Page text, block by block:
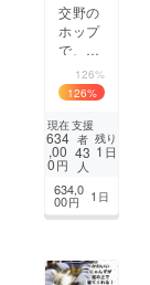
交野の
ホップ
で、交
野の
ビール
を。
【市民
とつく
る交野
ル】プ
ロジェ
126%
126%
現在
634
,00
0円
支援
者
43
人
残り
1 日
634,0
00円 1 日